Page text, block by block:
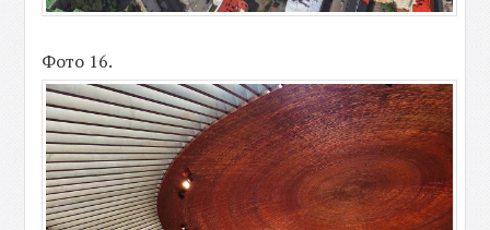
Фото 16.